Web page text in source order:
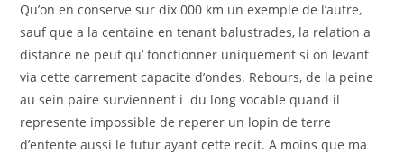
Qu’on en conserve sur dix 000 km un exemple de l’autre,
sauf que a la centaine en tenant balustrades, la relation a
distance ne peut qu’ fonctionner uniquement si on levant
via cette carrement capacite d’ondes. Rebours, de la peine
au sein paire surviennent i du long vocable quand il
represente impossible de reperer un lopin de terre
d’entente aussi le futur ayant cette recit. A moins que ma